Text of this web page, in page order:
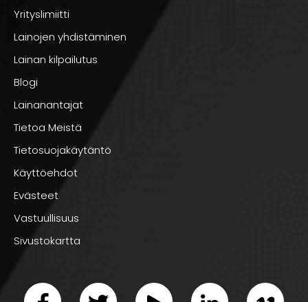
Yrityslimiitti
Lainojen yhdistäminen
Lainan kilpailutus
Blogi
Lainanantajat
Tietoa Meistä
Tietosuojakäytäntö
Käyttöehdot
Evästeet
Vastuullisuus
Sivustokartta